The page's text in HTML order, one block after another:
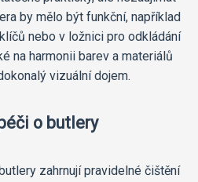
by mělo být funkční, například
nebo v ložnici pro odkládání
na harmonii barev a materiálů
vizuální dojem.
o butlery
zahrnují pravidelné čištění